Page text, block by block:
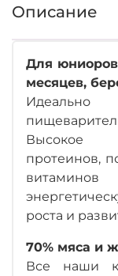
Описание
Для
месяцев,
Высокое
протеинов,
витаминов
роста и
70% мяса и
Все наши